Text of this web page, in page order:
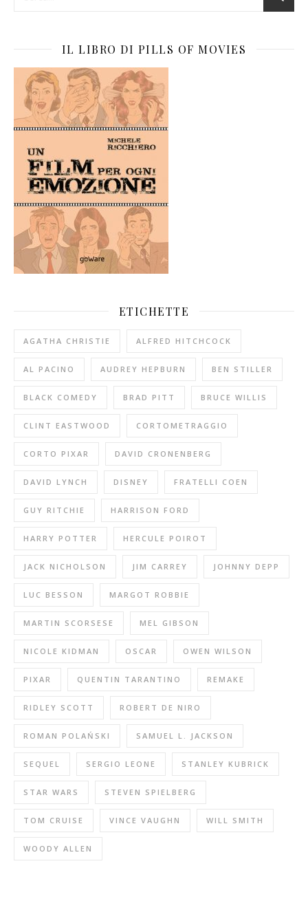
IL LIBRO DI PILLS OF MOVIES
ETICHETTE
AGATHA CHRISTIE ALFRED HITCHCOCK
AL PACINO AUDREY HEPBURN BEN STILLER
BLACK COMEDY BRAD PITT BRUCE WILLIS
CLINT EASTWOOD CORTOMETRAGGIO
CORTO PIXAR DAVID CRONENBERG
DAVID LYNCH DISNEY FRATELLI COEN
GUY RITCHIE HARRISON FORD
HARRY POTTER HERCULE POIROT
JACK NICHOLSON JIM CARREY JOHNNY DEPP
LUC BESSON MARGOT ROBBIE
MARTIN SCORSESE MEL GIBSON
NICOLE KIDMAN OSCAR OWEN WILSON
PIXAR QUENTIN TARANTINO REMAKE
RIDLEY SCOTT ROBERT DE NIRO
ROMAN POLAŃSKI SAMUEL L. JACKSON
SEQUEL SERGIO LEONE STANLEY KUBRICK
STAR WARS STEVEN SPIELBERG
TOM CRUISE VINCE VAUGHN WILL SMITH
WOODY ALLEN